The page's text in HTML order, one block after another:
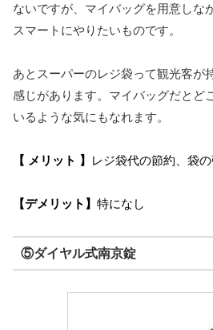
ないですが、マイバッグを用意しな
スマートにやりたいものです。
あとスーパーのレジ袋って観光客が
感じがあります。マイバッグだとど
いるような気にもなれます。
【 メリット 】 レジ袋代の節約、袋
【デメリット】 特になし
⑤ダイヤル式南京錠